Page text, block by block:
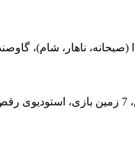
ناهار، شام)،
محیط مدرسه دارای 7 آزمایشگاه علمی، یک مرکز زبان مجهز، یک سالن تئاتر